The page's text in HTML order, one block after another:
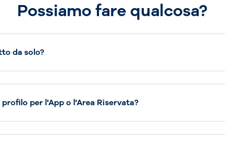
Possiamo fare qualcosa?
da solo?
per l'App o l'Area Riservata?